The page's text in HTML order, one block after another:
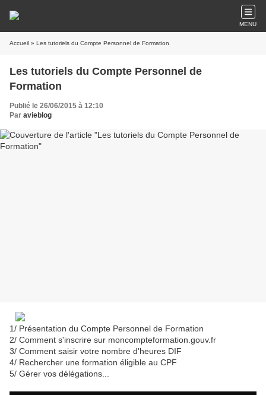
MENU
Accueil » Les tutoriels du Compte Personnel de Formation
Les tutoriels du Compte Personnel de
Formation
Publié le 26/06/2015 à 12:10
Par avieblog
1/ Présentation du Compte Personnel de Formation
2/ Comment s'inscrire sur moncompteformation.gouv.fr
3/ Comment saisir votre nombre d'heures DIF
4/ Rechercher une formation éligible au CPF
5/ Gérer vos délégations...